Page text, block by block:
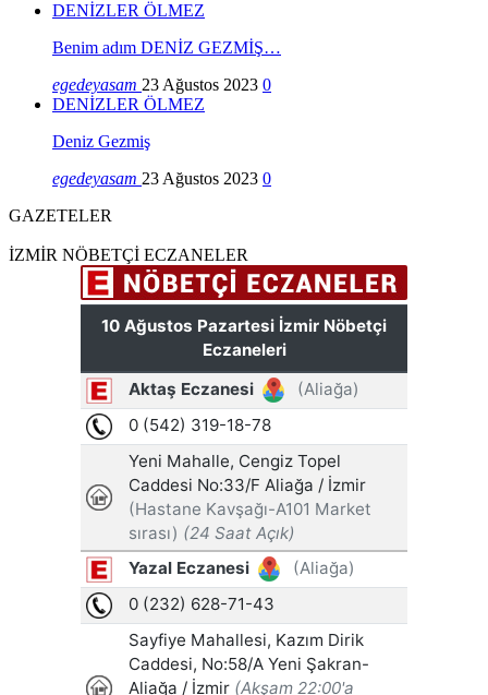
DENİZLER ÖLMEZ
Benim adım DENİZ GEZMİŞ…
egedeyasam 23 Ağustos 2023 0
DENİZLER ÖLMEZ
Deniz Gezmiş
egedeyasam 23 Ağustos 2023 0
GAZETELER
İZMİR NÖBETÇİ ECZANELER